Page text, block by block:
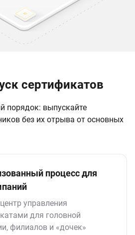
сертификатов
порядок: выпускайте
без их отрыва от основных
процесс для
управления
для головной
филиалов и «дочек»